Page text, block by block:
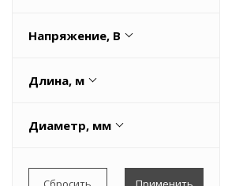
Весь список
Напряжение, В
Длина, м
Диаметр, мм
11.65